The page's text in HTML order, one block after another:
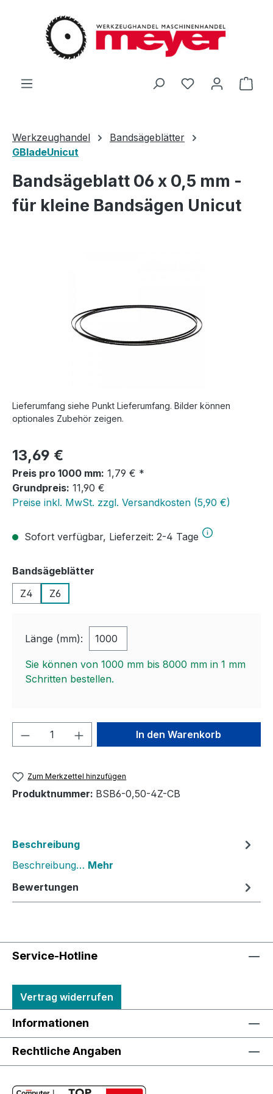
Zum Hauptinhalt springen
Du hast 0
Werkzeughandel
Bandsägeblätter
GBladeUnicut
Bandsägeblatt 06 x 0,5 mm -
für kleine Bandsägen Unicut
Lieferumfang siehe Punkt Lieferumfang. Bilder können
optionales Zubehör zeigen.
Regulärer Preis:
13,69 €
Preis pro 1000 mm: 1,79 € *
Grundpreis: 11,90 €
Preise inkl. MwSt. zzgl. Versandkosten (5,90 €)
Sofort verfügbar, Lieferzeit: 2-4 Tage
Bandsägeblätter
Z4
Z6
Länge (mm):
Sie können von 1000 mm bis 8000 mm in 1 mm
Schritten bestellen.
Produkt Anzahl: Gib denIn den Warenkorb
Zum Merkzettel hinzufügen
Produktnummer: BSB6-0,50-4Z-CB
Beschreibung
Beschreibung… Mehr
Bewertungen
Service-Hotline
Vertrag widerrufen
Informationen
Rechtliche Angaben